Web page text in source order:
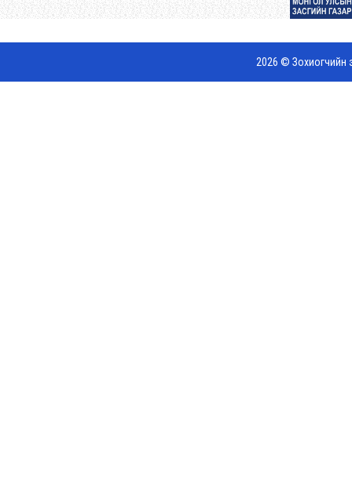
2026 © Зохиогчийн